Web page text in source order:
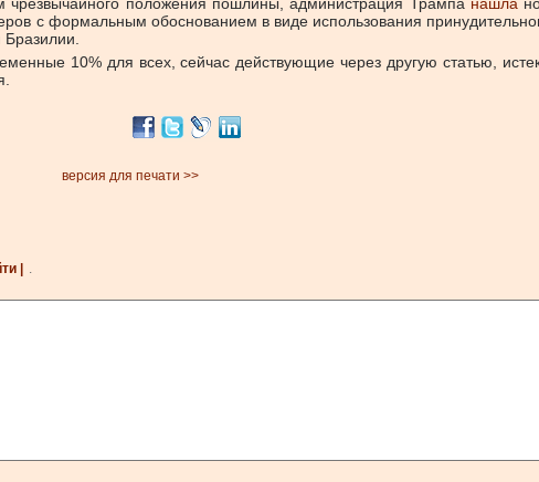
с формальным обоснованием в виде использования
10% для всех, сейчас действующие через другую статью,
версия для печати >>
|
.